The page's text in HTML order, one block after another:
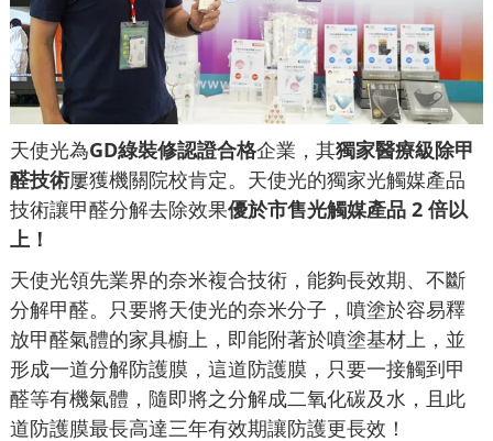
天使光為GD綠裝修認證合格企業，其獨家醫療級除甲
醛技術屢獲機關院校肯定。天使光的獨家光觸媒產品
技術讓甲醛分解去除效果優於市售光觸媒產品 2 倍以
上！
天使光領先業界的奈米複合技術，能夠長效期、不斷
分解甲醛。只要將天使光的奈米分子，噴塗於容易釋
放甲醛氣體的家具櫥上，即能附著於噴塗基材上，並
形成一道分解防護膜，這道防護膜，只要一接觸到甲
醛等有機氣體，隨即將之分解成二氧化碳及水，且此
道防護膜最長高達三年有效期讓防護更長效！